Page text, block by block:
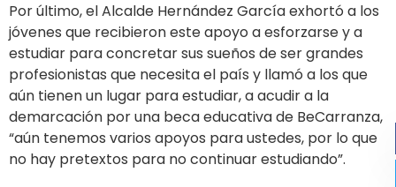
Por último, el Alcalde Hernández García exhortó a los
jóvenes que recibieron este apoyo a esforzarse y a
estudiar para concretar sus sueños de ser grandes
profesionistas que necesita el país y llamó a los que
aún tienen un lugar para estudiar, a acudir a la
demarcación por una beca educativa de BeCarranza,
“aún tenemos varios apoyos para ustedes, por lo que
no hay pretextos para no continuar estudiando”.